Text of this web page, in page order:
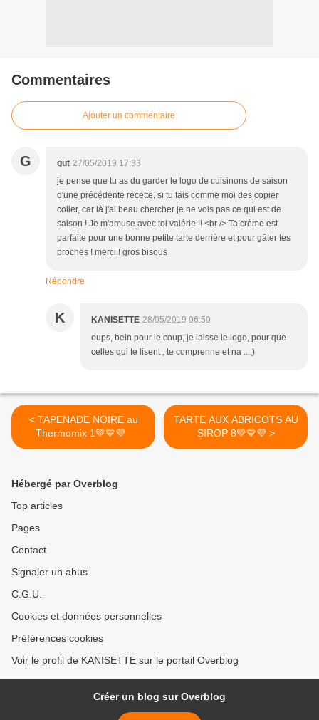
Commentaires
Ajouter un commentaire
G gut 27/05/2019 17:33
je pense que tu as du garder le logo de cuisinons de saison
d'une précédente recette, si tu fais comme moi des copier
coller, car là j'ai beau chercher je ne vois pas ce qui est de
saison ! Je m'amuse avec toi valérie !! <br /> Ta crème est
parfaite pour une bonne petite tarte derrière et pour gâter tes
proches ! merci ! gros bisous
Répondre
K KANISETTE 28/05/2019 06:50
oups, bein pour le coup, je laisse le logo, pour que
celles qui te lisent , te comprenne et na ...;)
< TAPENADE NOIRE au
Thermomix 1💚💙💜
TARTE AUX ABRICOTS AU
SIROP 8💚💙💜 >
Hébergé par Overblog
Top articles
Pages
Contact
Signaler un abus
C.G.U.
Cookies et données personnelles
Préférences cookies
Voir le profil de KANISETTE sur le portail Overblog
Créer un blog sur Overblog